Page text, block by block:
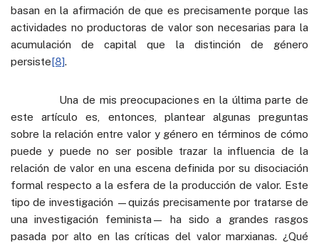
basan en la afirmación de que es precisamente porque las
actividades no productoras de valor son necesarias para la
acumulación de capital que la distinción de género
persiste[8].
Una de mis preocupaciones en la última parte de
este artículo es, entonces, plantear algunas preguntas
sobre la relación entre valor y género en términos de cómo
puede y puede no ser posible trazar la influencia de la
relación de valor en una escena definida por su disociación
formal respecto a la esfera de la producción de valor. Este
tipo de investigación —quizás precisamente por tratarse de
una investigación feminista— ha sido a grandes rasgos
pasada por alto en las críticas del valor marxianas. ¿Qué